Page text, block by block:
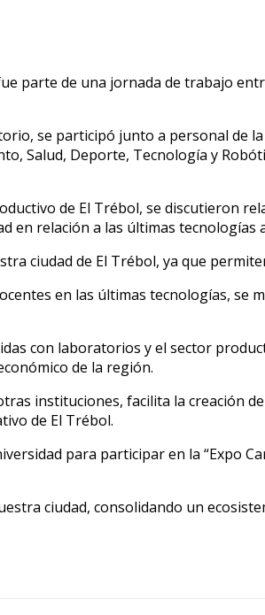
parte de una jornada de trabajo
se participó junto a personal de
Salud, Deporte, Tecnología y
de El Trébol, se discutieron
en relación a las últimas tecnologías
ciudad de El Trébol, ya que
en las últimas tecnologías, se
con laboratorios y el sector
de la región.
instituciones, facilita la creación
de El Trébol.
para participar en la “Expo
ciudad, consolidando un